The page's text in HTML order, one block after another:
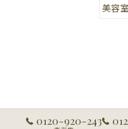
美容室
0120-920-243